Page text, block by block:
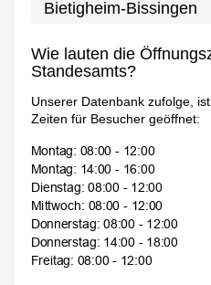
Bietigheim-Bissingen
Wie lauten die
Standesamts?
Unserer Datenbank zufolge,
Zeiten für Besucher geöffnet: